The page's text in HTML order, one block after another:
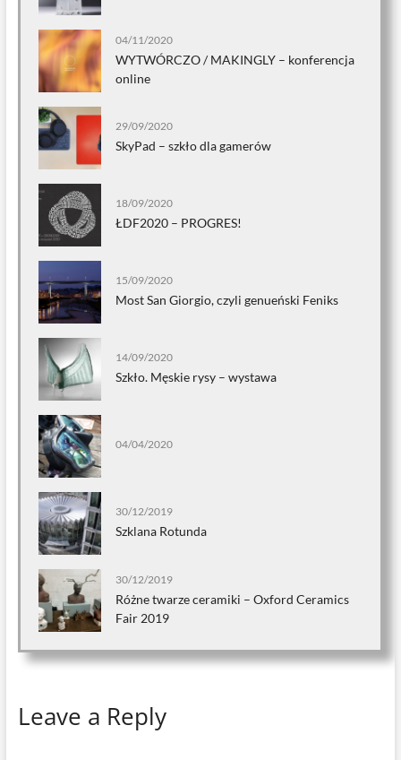
04/11/2020
WYTWÓRCZO / MAKINGLY – konferencja
online
29/09/2020
SkyPad – szkło dla gamerów
18/09/2020
ŁDF2020 – PROGRES!
15/09/2020
Most San Giorgio, czyli genueński Feniks
14/09/2020
Szkło. Męskie rysy – wystawa
04/04/2020
30/12/2019
Szklana Rotunda
30/12/2019
Różne twarze ceramiki – Oxford Ceramics
Fair 2019
Leave a Reply